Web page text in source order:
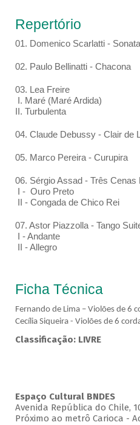
Repertório
01. Domenico Scarlatti -
02. Paulo Bellinatti - Chacona
03. Lea Freire
I. Maré (Maré Ardida)
II. Turbulenta
04. Claude Debussy - Clair de
05. Marco Pereira - Curupira
06. Sérgio Assad - Três Cenas
I - Ouro Preto
II - Congada de Chico Rei
07. Astor Piazzolla - Tango
I - Andante
II - Allegro
Ficha Técnica
Fernando de Lima – Violões de 6
Cecília Siqueira - Violões de 6
Classificação: LIVRE
Espaço Cultural BNDES
Avenida República do Chile,
Próximo ao metrô Carioca -